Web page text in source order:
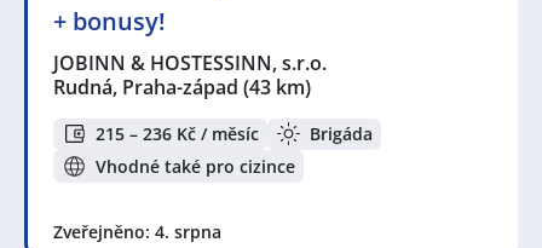
+ bonusy!
JOBINN & HOSTESSINN, s.r.o.
Rudná, Praha-západ (43 km)
215 – 236 Kč / měsíc
Brigáda
Vhodné také pro cizince
Zveřejněno: 4. srpna